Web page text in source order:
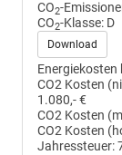
CO2-
CO2-Klasse: D
Download
CO2 Kosten
1.080,- €
CO2 Kosten
CO2 Kosten
Jahressteuer: